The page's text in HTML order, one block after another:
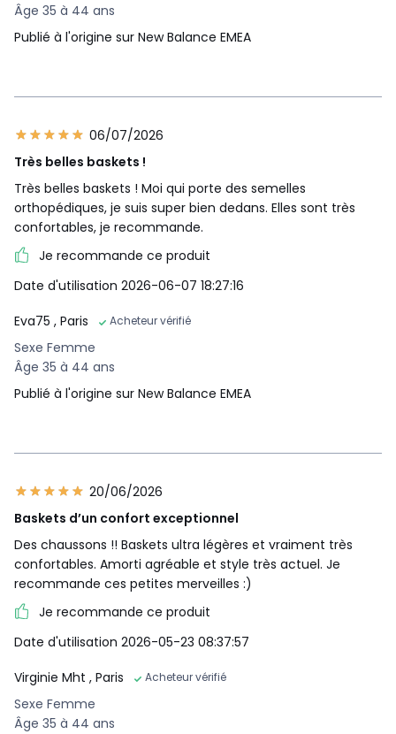
Âge 35 à 44 ans
Publié à l'origine sur New Balance EMEA
06/07/2026
Très belles baskets !
Très belles baskets ! Moi qui porte des semelles
orthopédiques, je suis super bien dedans. Elles sont très
confortables, je recommande.
Je recommande ce produit
Date d'utilisation 2026-06-07 18:27:16
Eva75 , Paris Acheteur vérifié
Sexe Femme
Âge 35 à 44 ans
Publié à l'origine sur New Balance EMEA
20/06/2026
Baskets d’un confort exceptionnel
Des chaussons !! Baskets ultra légères et vraiment très
confortables. Amorti agréable et style très actuel. Je
recommande ces petites merveilles :)
Je recommande ce produit
Date d'utilisation 2026-05-23 08:37:57
Virginie Mht , Paris Acheteur vérifié
Sexe Femme
Âge 35 à 44 ans